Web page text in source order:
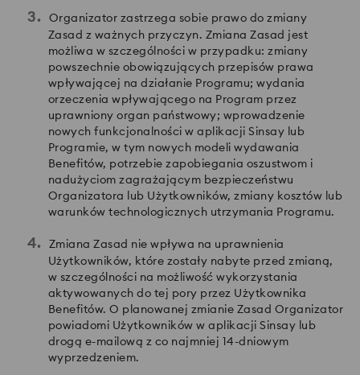
Organizator zastrzega sobie prawo do zmiany
Zasad z ważnych przyczyn. Zmiana Zasad jest
możliwa w szczególności w przypadku: zmiany
powszechnie obowiązujących przepisów prawa
wpływającej na działanie Programu; wydania
orzeczenia wpływającego na Program przez
uprawniony organ państwowy; wprowadzenie
nowych funkcjonalności w aplikacji Sinsay lub
Programie, w tym nowych modeli wydawania
Benefitów, potrzebie zapobiegania oszustwom i
nadużyciom zagrażającym bezpieczeństwu
Organizatora lub Użytkowników, zmiany kosztów lub
warunków technologicznych utrzymania Programu.
Zmiana Zasad nie wpływa na uprawnienia
Użytkowników, które zostały nabyte przed zmianą,
w szczególności na możliwość wykorzystania
aktywowanych do tej pory przez Użytkownika
Benefitów. O planowanej zmianie Zasad Organizator
powiadomi Użytkowników w aplikacji Sinsay lub
drogą e-mailową z co najmniej 14-dniowym
wyprzedzeniem.